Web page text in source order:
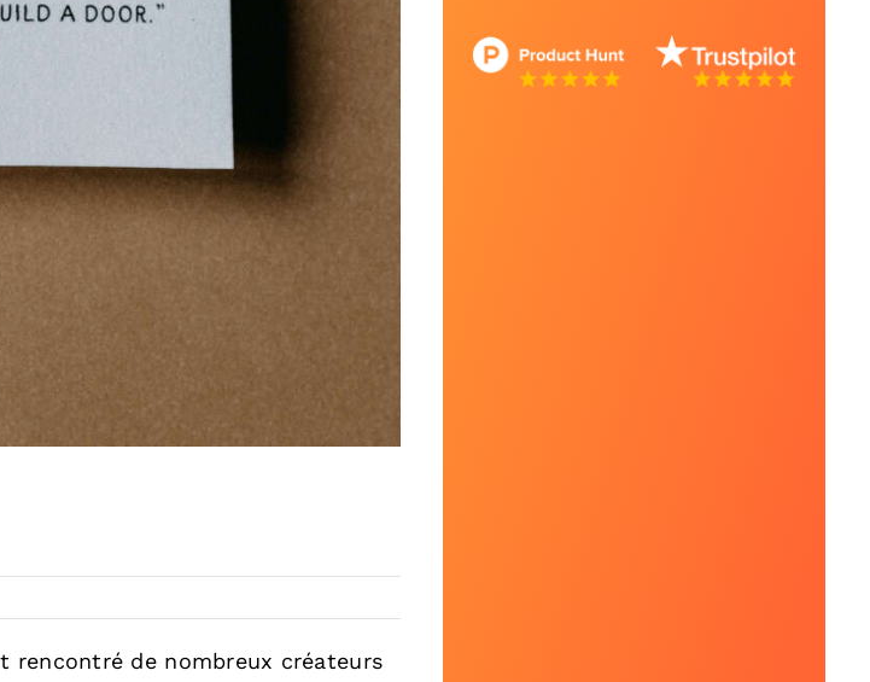
rencontré de nombreux créateurs